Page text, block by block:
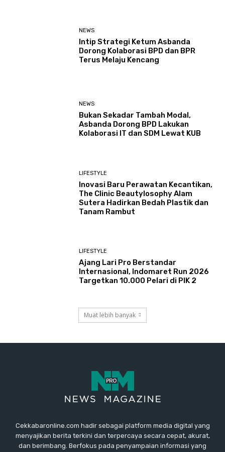
NEWS
Intip Strategi Ketum Asbanda
Dorong Kolaborasi BPD dan BPR
Terus Melaju Kencang
NEWS
Bukan Sekadar Tambah Modal,
Asbanda Dorong BPD Lakukan
Kolaborasi IT dan SDM Lewat KUB
LIFESTYLE
Inovasi Baru Perawatan Kecantikan,
The Clinic Beautylosophy Alam
Sutera Hadirkan Bedah Plastik dan
Tanam Rambut
LIFESTYLE
Ajang Lari Pro Berstandar
Internasional, Indomaret Run 2026
Targetkan 10.000 Pelari di PIK 2
Muat lebih banyak
Cekkabaronline.com hadir sebagai platform media digital yang
menyajikan berita terkini dan terpercaya secara cepat, akurat,
dan berimbang. Berfokus pada penyampaian informasi yang